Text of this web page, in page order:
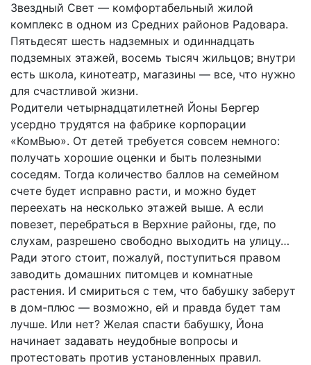
Звездный Свет — комфортабельный жилой
комплекс в одном из Средних районов Радовара.
Пятьдесят шесть надземных и одиннадцать
подземных этажей, восемь тысяч жильцов; внутри
есть школа, кинотеатр, магазины — все, что нужно
для счастливой жизни.
Родители четырнадцатилетней Йоны Бергер
усердно трудятся на фабрике корпорации
«КомВью». От детей требуется совсем немного:
получать хорошие оценки и быть полезными
соседям. Тогда количество баллов на семейном
счете будет исправно расти, и можно будет
переехать на несколько этажей выше. А если
повезет, перебраться в Верхние районы, где, по
слухам, разрешено свободно выходить на улицу…
Ради этого стоит, пожалуй, поступиться правом
заводить домашних питомцев и комнатные
растения. И смириться с тем, что бабушку заберут
в дом-плюс — возможно, ей и правда будет там
лучше. Или нет? Желая спасти бабушку, Йона
начинает задавать неудобные вопросы и
протестовать против установленных правил.